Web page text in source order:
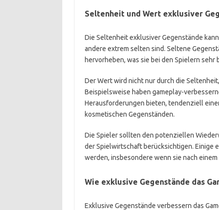
Seltenheit und Wert exklusiver
Die Seltenheit exklusiver Gegenstände
andere extrem selten sind. Seltene
hervorheben, was sie bei den Spielern sehr
Der Wert wird nicht nur durch die
Beispielsweise haben gameplay-
Herausforderungen bieten, tendenziell
kosmetischen Gegenständen.
Die Spieler sollten den potenziellen
der Spielwirtschaft berücksichtigen. Einige
werden, insbesondere wenn sie nach
Wie exklusive Gegenstände das
Exklusive Gegenstände verbessern das